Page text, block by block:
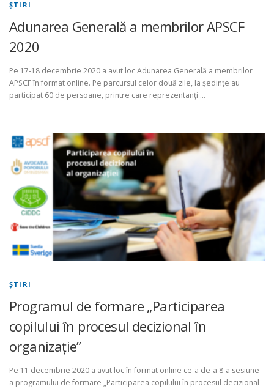
ŞTIRI
Adunarea Generală a membrilor APSCF
2020
Pe 17-18 decembrie 2020 a avut loc Adunarea Generală a membrilor
APSCF în format online. Pe parcursul celor două zile, la ședințe au
participat 60 de persoane, printre care reprezentanți …
ŞTIRI
Programul de formare „Participarea
copilului în procesul decizional în
organizație”
Pe 11 decembrie 2020 a avut loc în format online ce-a de-a 8-a sesiune
a programului de formare „Participarea copilului în procesul decizional